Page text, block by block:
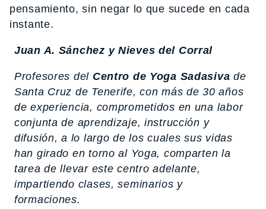
pensamiento, sin negar lo que sucede en cada
instante.
Juan A. Sánchez y Nieves del Corral
Profesores del Centro de Yoga Sadasiva de
Santa Cruz de Tenerife, con más de 30 años
de experiencia, comprometidos en una labor
conjunta de aprendizaje, instrucción y
difusión, a lo largo de los cuales sus vidas
han girado en torno al Yoga, comparten la
tarea de llevar este centro adelante,
impartiendo clases, seminarios y
formaciones.